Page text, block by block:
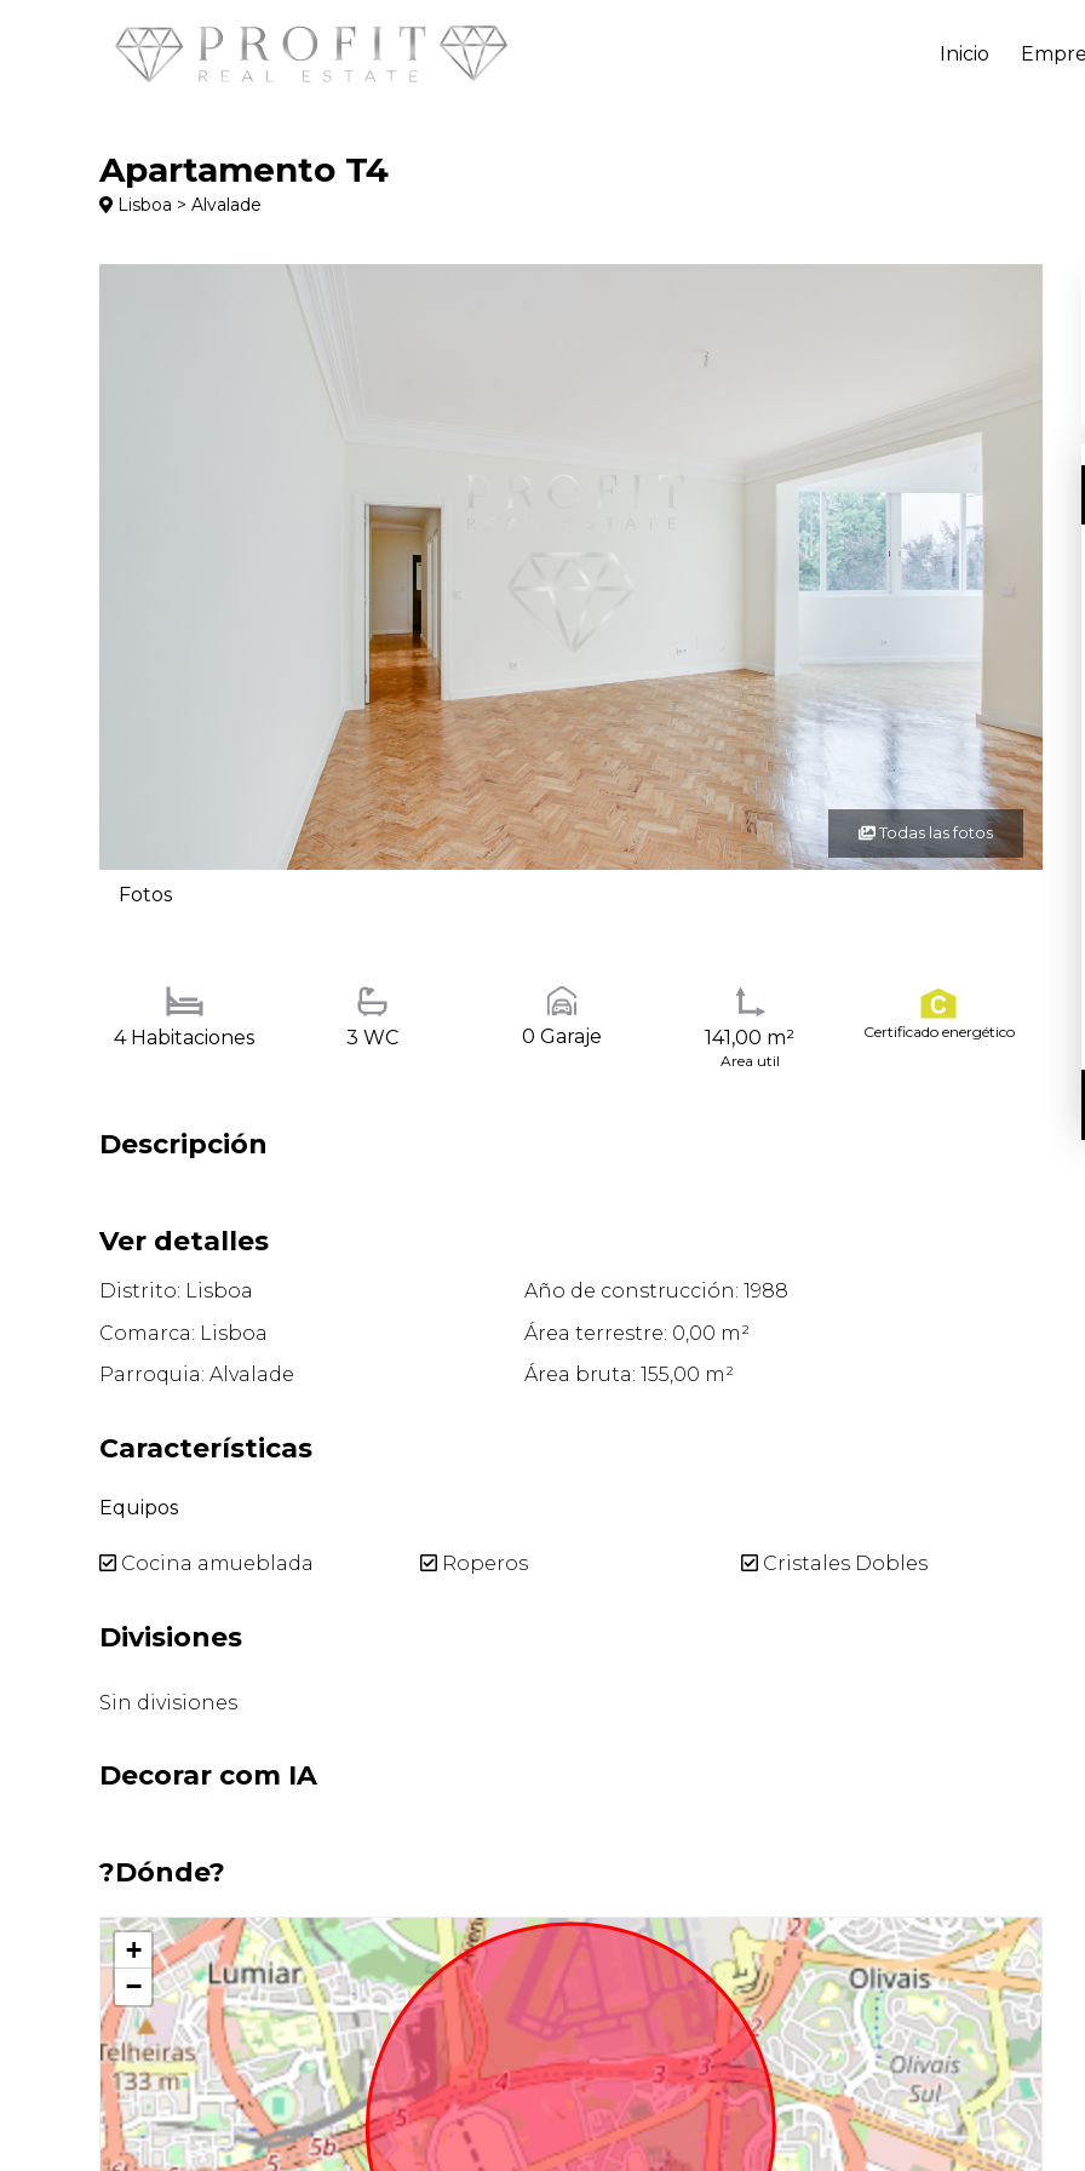
Inicio
Apartamento T4
Lisboa > Alvalade
Todas las fotos
Fotos
4 Habitaciones 3 WC 0 Garaje 141,00 m²
Area util
Certificado energético
Descripción
Ver detalles
Distrito: Lisboa
Año de construcción: 1988
Comarca: Lisboa
Área terrestre: 0,00 m²
Parroquia: Alvalade
Área bruta: 155,00 m²
Características
Equipos
Cocina amueblada Roperos Cristales Dobles
Divisiones
Sin divisiones
Decorar com IA
?Dónde?
+
−